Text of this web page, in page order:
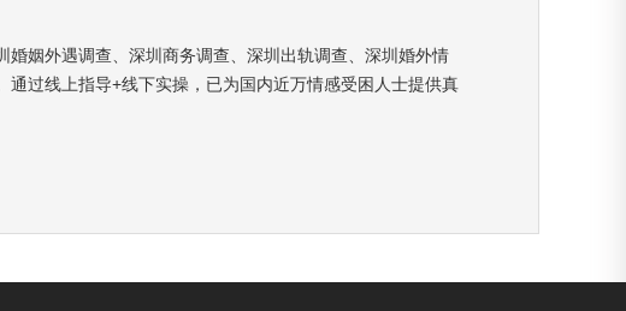
姻外遇调查、深圳商务调查、深圳出轨调查、深圳婚外情
过线上指导+线下实操，已为国内近万情感受困人士提供真